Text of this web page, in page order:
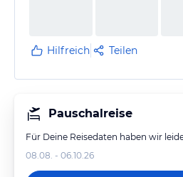
Hilfreich Teilen
Pauschalreise
Für Deine Reisedaten haben wir
08.08. - 06.10.26